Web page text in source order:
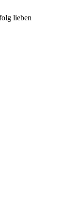
lieben